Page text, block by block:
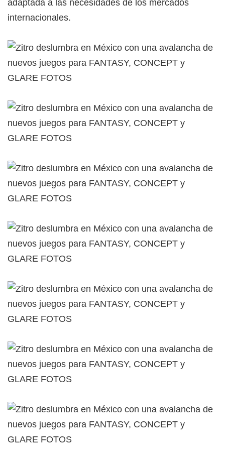
adaptada a las necesidades de los mercados
internacionales.